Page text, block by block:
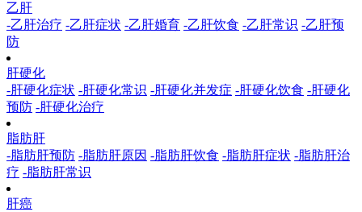
乙肝
-乙肝治疗 -乙肝症状 -乙肝婚育 -乙肝饮食 -乙肝常识 -乙肝预
防
肝硬化
-肝硬化症状 -肝硬化常识 -肝硬化并发症 -肝硬化饮食 -肝硬化
预防 -肝硬化治疗
脂肪肝
-脂肪肝预防 -脂肪肝原因 -脂肪肝饮食 -脂肪肝症状 -脂肪肝治
疗 -脂肪肝常识
肝癌